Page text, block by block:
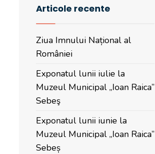
Articole recente
Ziua Imnului Național al
României
Exponatul lunii iulie la
Muzeul Municipal „Ioan Raica”
Sebeş
Exponatul lunii iunie la
Muzeul Municipal „Ioan Raica”
Sebeș